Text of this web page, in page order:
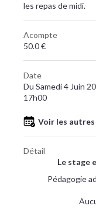
les repas de midi.
Acompte
50.0 €
Date
Du Samedi 4 Juin
17h00
Voir les
Détail
Le stage
Pédagogie